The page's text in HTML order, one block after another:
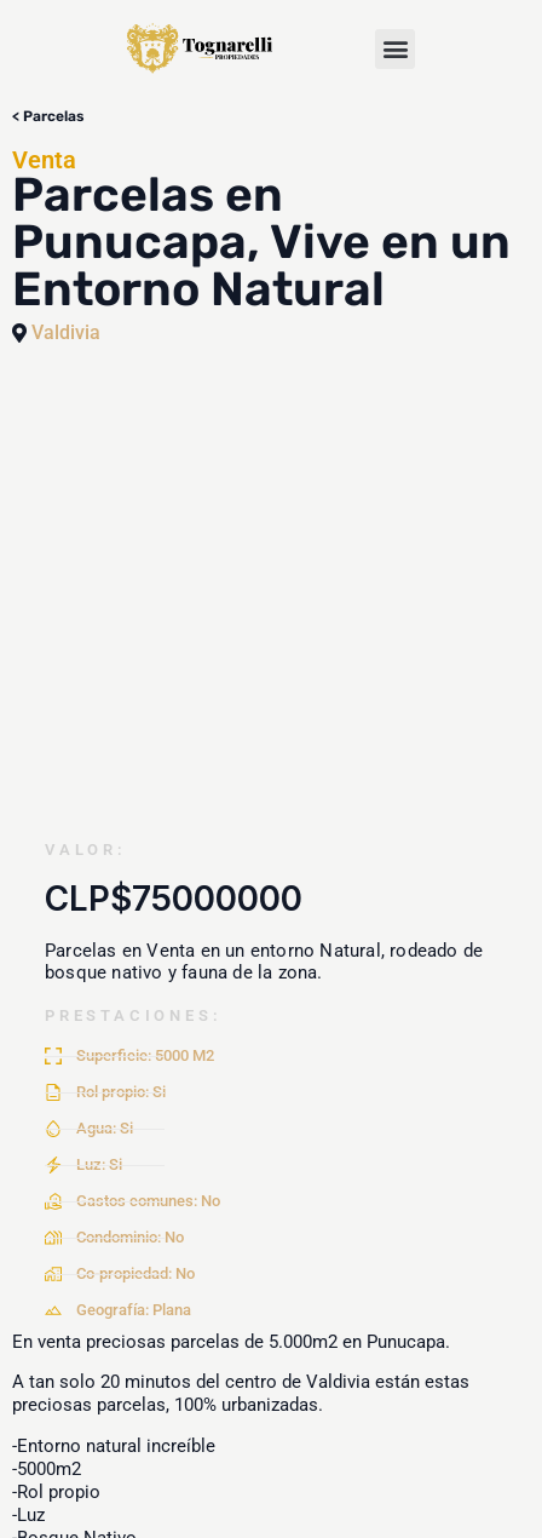
< Parcelas
Venta
Parcelas en
Punucapa, Vive en un
Entorno Natural
Valdivia
VALOR:
CLP$75000000
Parcelas en Venta en un entorno Natural, rodeado de
bosque nativo y fauna de la zona.
PRESTACIONES:
Superficie: 5000 M2
Rol propio: Si
Agua: Si
Luz: Si
Gastos comunes: No
Condominio: No
Co-propiedad: No
Geografía: Plana
En venta preciosas parcelas de 5.000m2 en Punucapa.
A tan solo 20 minutos del centro de Valdivia están estas
preciosas parcelas, 100% urbanizadas.
-Entorno natural increíble
-5000m2
-Rol propio
-Luz